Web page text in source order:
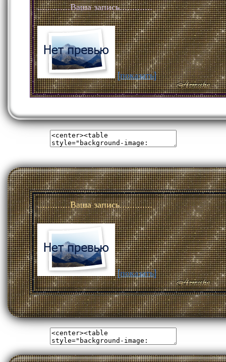
.............Ваша запись.............
[показать]
.............Ваша запись.............
[показать]